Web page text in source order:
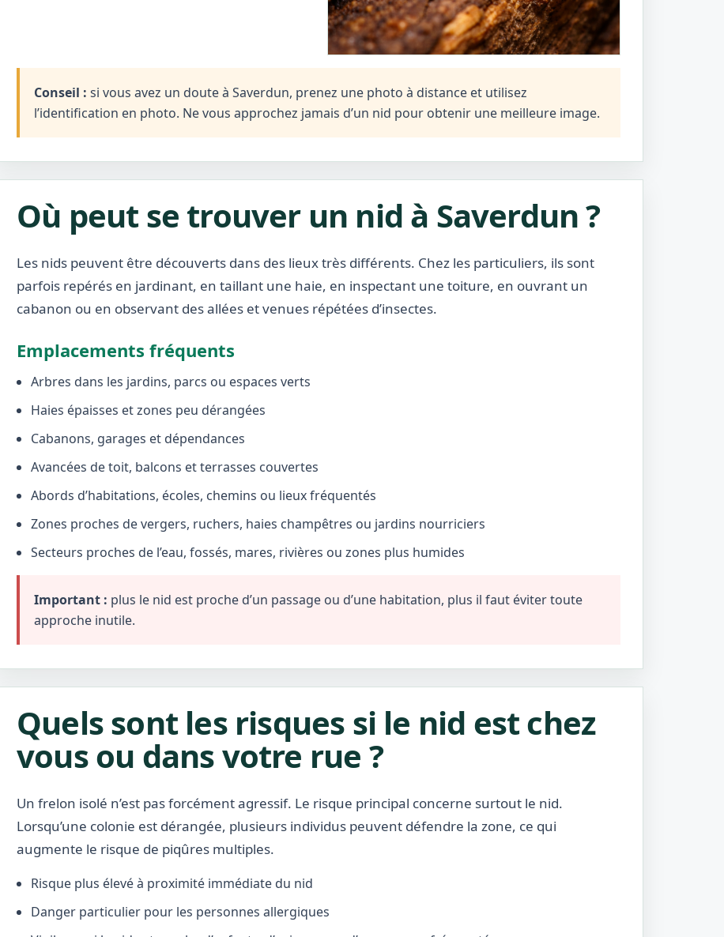
Conseil : si vous avez un doute à Saverdun, prenez une photo à distance et utilisez
l’identification en photo. Ne vous approchez jamais d’un nid pour obtenir une meilleure image.
Où peut se trouver un nid à Saverdun ?
Les nids peuvent être découverts dans des lieux très différents. Chez les particuliers, ils sont
parfois repérés en jardinant, en taillant une haie, en inspectant une toiture, en ouvrant un
cabanon ou en observant des allées et venues répétées d’insectes.
Emplacements fréquents
Arbres dans les jardins, parcs ou espaces verts
Haies épaisses et zones peu dérangées
Cabanons, garages et dépendances
Avancées de toit, balcons et terrasses couvertes
Abords d’habitations, écoles, chemins ou lieux fréquentés
Zones proches de vergers, ruchers, haies champêtres ou jardins nourriciers
Secteurs proches de l’eau, fossés, mares, rivières ou zones plus humides
Important : plus le nid est proche d’un passage ou d’une habitation, plus il faut éviter toute
approche inutile.
Quels sont les risques si le nid est chez
vous ou dans votre rue ?
Un frelon isolé n’est pas forcément agressif. Le risque principal concerne surtout le nid.
Lorsqu’une colonie est dérangée, plusieurs individus peuvent défendre la zone, ce qui
augmente le risque de piqûres multiples.
Risque plus élevé à proximité immédiate du nid
Danger particulier pour les personnes allergiques